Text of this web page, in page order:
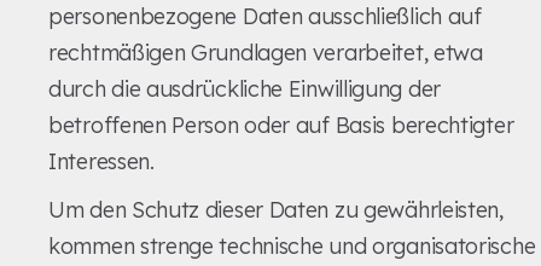
personenbezogene Daten ausschließlich auf
rechtmäßigen Grundlagen verarbeitet, etwa
durch die ausdrückliche Einwilligung der
betroffenen Person oder auf Basis berechtigter
Interessen.
Um den Schutz dieser Daten zu gewährleisten,
kommen strenge technische und organisatorische